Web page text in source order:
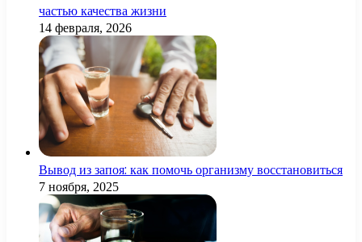
частью качества жизни
14 февраля, 2026
Вывод из запоя: как помочь организму восстановиться
7 ноября, 2025